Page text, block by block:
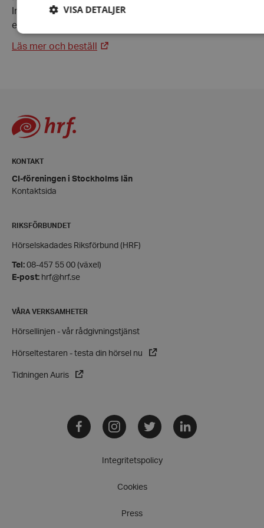
Innehållet, det viktiga, det meningsfulla är hämtat ur
ett kommunikationsnät för hörselskadade på internet.
Läs mer och beställ
KONTAKT
CI-föreningen i Stockholms län
Kontaktsida
RIKSFÖRBUNDET
Hörselskadades Riksförbund (HRF)
Tel: 08-457 55 00 (växel)
E-post: hrf@hrf.se
VÅRA VERKSAMHETER
Hörsellinjen - vår rådgivningstjänst
Hörseltestaren - testa din hörsel nu
Tidningen Auris
Facebook InstagramTwitter LinkedIn
Integritetspolicy
Cookies
Press
VISA DETALJER
Namn
PHPSESSID
Google Privacy Policy